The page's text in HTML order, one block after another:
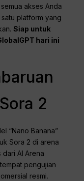
akses Anda
platform yang
Siap untuk
hari ini
2
“Nano Banana”
Sora 2 di arena
AI Arena
pengujian
resmi.